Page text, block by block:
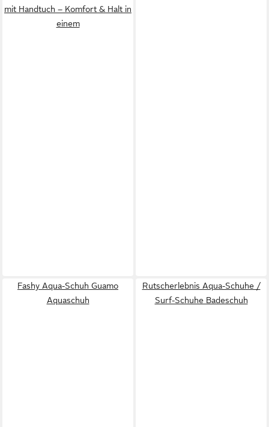
mit Handtuch – Komfort & Halt in
einem
Fashy Aqua-Schuh Guamo
Aquaschuh
Rutscherlebnis Aqua-Schuhe /
Surf-Schuhe Badeschuh